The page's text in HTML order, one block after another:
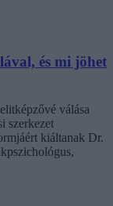
és mi jöhet
válása
szerkezet
kiáltanak Dr.